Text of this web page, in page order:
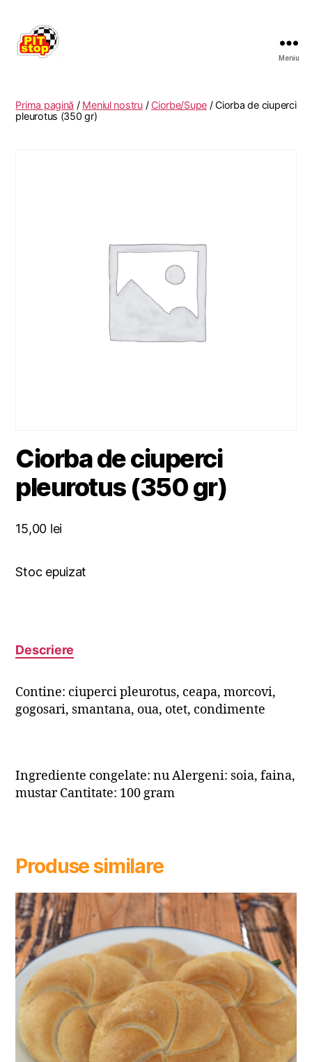
RASNOV
Meniu
Prima pagină / Meniul nostru/ Ciorbe/Supe / Ciorba de ciuperci
pleurotus (350 gr)
Ciorba de ciuperci
pleurotus (350 gr)
15,00 lei
Stoc epuizat
Descriere
Contine: ciuperci pleurotus, ceapa, morcovi,
gogosari, smantana, oua, otet, condimente
Ingrediente congelate: nu Alergeni: soia, faina,
mustar Cantitate: 100 gram
Produse similare